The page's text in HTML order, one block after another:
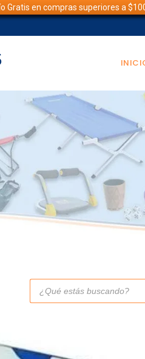
Gratis en compras superiores a
Búsqueda
productos